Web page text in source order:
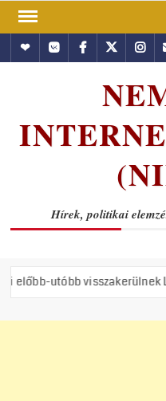
Skip
contentHundubVkontakte
Facebook
Twitter
Hírek, politikai